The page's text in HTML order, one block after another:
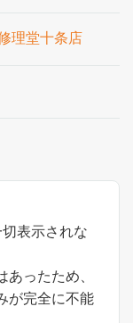
理堂十条店
表示されな
ったため、
が完全に不能